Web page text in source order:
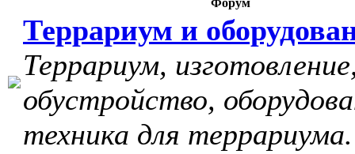
Форум
Террариум и
Террариум,
обустройство,
техника для террариума.